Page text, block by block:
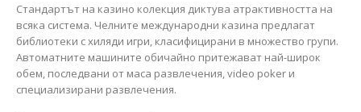
Стандартът на казино колекция диктува атрактивността на
всяка система. Челните международни казина предлагат
библиотеки с хиляди игри, класифицирани в множество групи.
Автоматните машините обичайно притежават най-широк
обем, последвани от маса развлечения, video poker и
специализирани развлечения.